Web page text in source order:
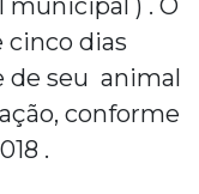
municipal ) . O
cinco dias
de seu animal
conforme
.